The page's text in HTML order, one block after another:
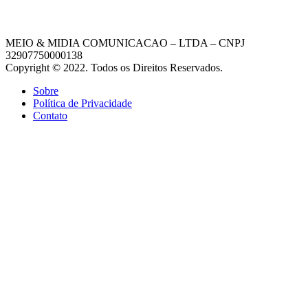
MEIO & MIDIA COMUNICACAO – LTDA – CNPJ
32907750000138
Copyright © 2022. Todos os Direitos Reservados.
Sobre
Política de Privacidade
Contato